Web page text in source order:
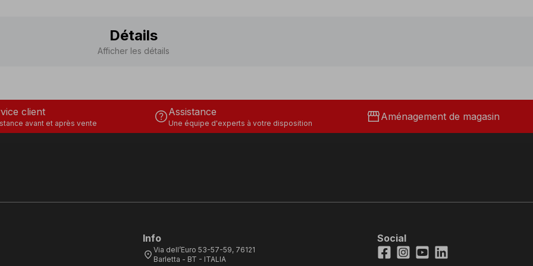
Détails
Afficher les détails
client
avant et après vente helpAssistance
Une équipe d'experts à votre disposition storefrontAménagement de magasin
Info
location_on Via dell’Euro 53-57-59, 76121
Barletta - BT - ITALIA
Social
Facebook
Instagram
YoutubeLinkedIn